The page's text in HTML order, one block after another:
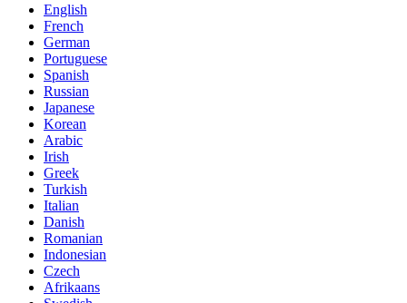
English
French
German
Portuguese
Spanish
Russian
Japanese
Korean
Arabic
Irish
Greek
Turkish
Italian
Danish
Romanian
Indonesian
Czech
Afrikaans